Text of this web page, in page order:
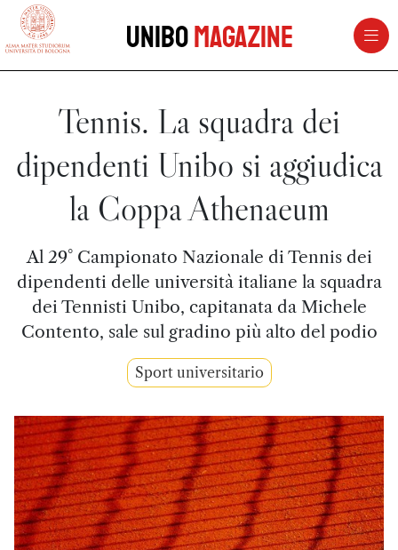
vai al contenuto della pagina
UniboMagazine
Tennis. La squadra dei
dipendenti Unibo si aggiudica
la Coppa Athenaeum
Al 29° Campionato Nazionale di Tennis dei
dipendenti delle università italiane la squadra
dei Tennisti Unibo, capitanata da Michele
Contento, sale sul gradino più alto del podio
Sport universitario